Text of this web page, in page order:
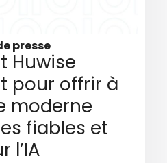
presse
Huwise
pour offrir à
moderne
fiables et
l’IA